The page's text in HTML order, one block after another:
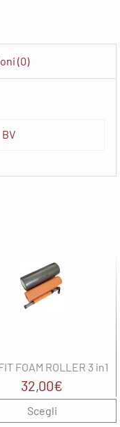
(0)
BV
FOAM ROLLER 3 in1
32,00€
Scegli